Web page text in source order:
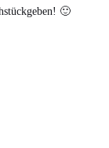
🙂